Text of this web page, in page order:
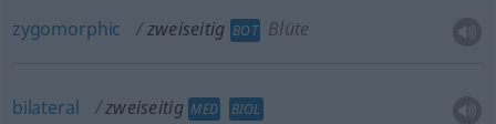
zygomorphic zweiseitig BOT Blüte
bilateral zweiseitig MED BIOL